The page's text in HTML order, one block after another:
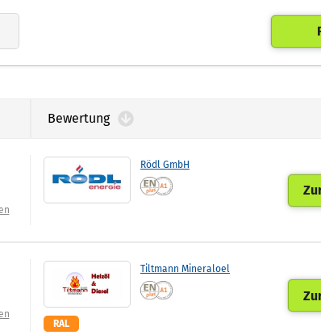
Bewertung
Rödl GmbH
Tiltmann Mineraloel
RAL